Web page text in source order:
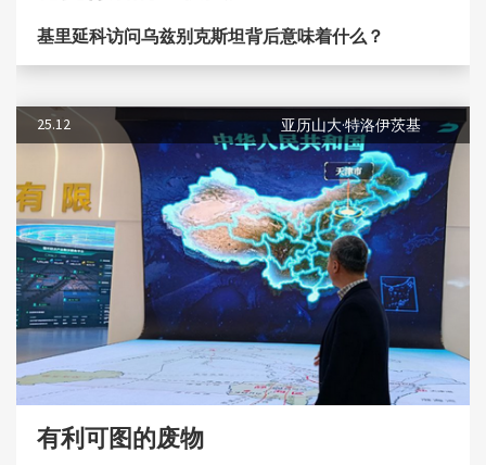
基里延科访问乌兹别克斯坦背后意味着什么？
25.12 亚历山大·特洛伊茨基
有利可图的废物